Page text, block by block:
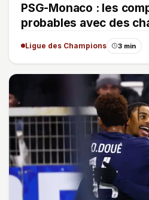
PSG-Monaco : les
probables avec des
Ligue des Champions 3 min